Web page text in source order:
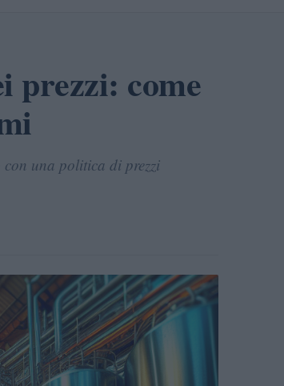
prezzi: come
con una politica di prezzi